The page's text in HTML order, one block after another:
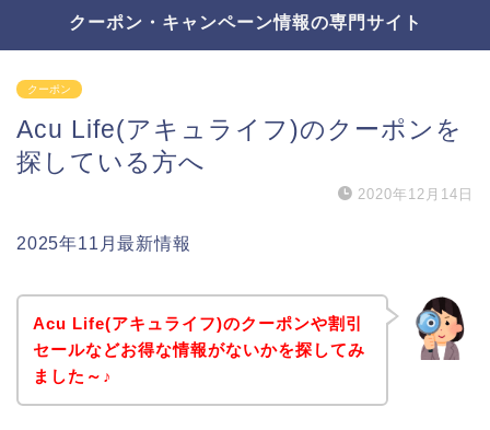
クーポン・キャンペーン情報の専門サイト
クーポン
Acu Life(アキュライフ)のクーポンを
探している方へ
2020年12月14日
2025年11月最新情報
Acu Life(アキュライフ)のクーポンや割引
セールなどお得な情報がないかを探してみ
ました～♪